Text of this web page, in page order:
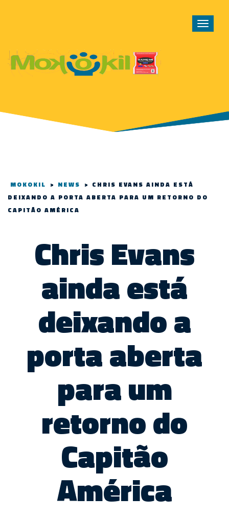
Toggle
MOKOKIL > NEWS > CHRIS EVANS AINDA ESTÁ
DEIXANDO A PORTA ABERTA PARA UM RETORNO DO
CAPITÃO AMÉRICA
Chris Evans
ainda está
deixando a
porta aberta
para um
retorno do
Capitão
América